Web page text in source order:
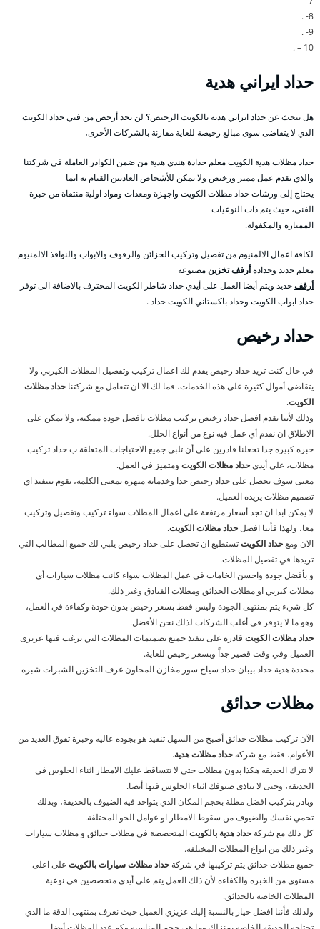
8- .
9- .
10 – .
حداد ايراني هدية
هل تبحث عن حداد ايراني هدية بالكويت الرخيص؟ لن تجد أرخص من فني حداد الكويت
الذي لا يتقاضى سوى مبالغ رخيصة للغاية مقارنة بالشركات الأخرى،
حداد مظلات هدية الكويت معلم حدادة هندي هدية من ضمن الكوادر العاملة في شركتنا
والذي يقدم عمل مميز ورخيص ولا يمكن للأشخاص العاديين القيام به انما
يحتاج إلى ورشات حداد مظلات الكويت واجهزة ومعدات ومواد اولية منتقاة من خبرة
الفني، حيث يتم ذات النوعيات
الممتازة والمكفولة.
لكافة اعمال الالمنيوم من تفصيل وتركيب الخزائن والرفوف والابواب والنوافذ الالمنيوم
معلم حديد وحدادةأرفف تخزينمصنوعة
أرففحديد ويتم أيضا العمل على أيدي حداد شاطر الكويت المحترف بالاضافة الى توفر
حداد ابواب الكويت وحداد باكستاني الكويت حداد .
حداد رخيص
في حال كنت تريد حداد رخيص يقدم لك اعمال تركيب وتفصيل المظلات الكيربي ولا
يتقاضى أموال كثيرة على هذه الخدمات، فما لك الا ان تتعامل مع شركتنا حداد مظلات
الكويت.
وذلك لأننا نقدم افضل حداد رخيص تركيب مظلات بافضل جودة ممكنة، ولا يمكن على
الاطلاق ان نقدم أي عمل فيه نوع من أنواع الخلل.
خبره كبيره جدا تجعلنا قادرين على أن تلبي جميع الاحتياجات المتعلقة ب حداد تركيب
مظلات، على أيديحداد مظلات الكويت ومتميز في العمل.
معنى سوف تحصل على حداد رخيص جدا وخدماته مبهره بمعنى الكلمة، يقوم بتنفيذ اي
تصميم مظلات يريده العميل.
لا يمكن ابدا ان تجد أسعار مرتفعة على اعمال المظلات سواء تركيب وتفصيل وتركيب
معا، ولهذا فأننا افضلحداد مظلات الكويت.
الان ومعحداد الكويتتستطيع ان تحصل على حداد رخيص يلبي لك جميع المطالب التي
تريدها في تفصيل المظلات.
و بأفضل جودة واحسن الخامات في عمل المظلات سواء كانت مظلات سيارات أي
مظلات كيربي او مظلات الحدائق ومظلات الفنادق وغير ذلك.
كل شيء يتم بمنتهى الجودة وليس فقط بسعر رخيص بدون جودة وكفاءة في العمل،
وهو ما لا يتوفر في أغلب الشركات لذلك نحن الأفضل.
حداد مظلات الكويت قادرة على تنفيذ جميع تصميمات المظلات التي ترغب فيها عزيزى
العميل وفي وقت قصير جداً وبسعر رخيص للغاية.
محددة هدية حداد بيبان حداد سياج سور مخازن المخاون غرف التخزين الشبرات شبره
مظلات حدائق
الآن تركيب مظلات حدائق أصبح من السهل تنفيذ هو بجوده عاليه وخبرة تفوق العديد من
الأعوام، فقط مع شركه حداد مظلات هدية.
لا تترك الحديقه هكذا بدون مظلات حتى لا تتساقط عليك الامطار اثناء الجلوس في
الحديقة، وحتى لا يتاذى ضيوفك اثناء الجلوس فيها أيضا.
وبادر بتركيب افضل مظلة بحجم المكان الذي يتواجد فيه الضيوف بالحديقة، وبذلك
تحمي نفسك والضيوف من سقوط الامطار او عوامل الجو المختلفة.
كل ذلك مع شركة حداد هدية بالكويتالمتخصصة في مظلات حدائق و مظلات سيارات
وغير ذلك من انواع المظلات المختلفة.
جميع مظلات حدائق يتم تركيبها في شركة حداد مظلات سيارات بالكويت على اعلى
مستوى من الخبره والكفاءه لأن ذلك العمل يتم على أيدي متخصصين في نوعية
المظلات الخاصة بالحدائق.
ولذلك فأننا افضل خيار بالنسبة إليك عزيزي العميل حيث نعرف بمنتهى الدقة ما الذي